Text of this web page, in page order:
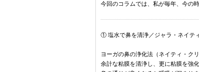
今回のコラムでは、私が毎年、今の
① 塩水で鼻を清浄／ジャラ・ネイテ
ヨーガの鼻の浄化法（ネイティ・ク
余計な粘膜を清浄し、更に粘膜を強化